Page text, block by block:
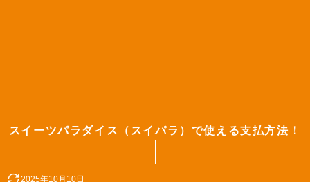
スイーツパラダイス（スイパラ）で使える支払方法！
2025年10月10日